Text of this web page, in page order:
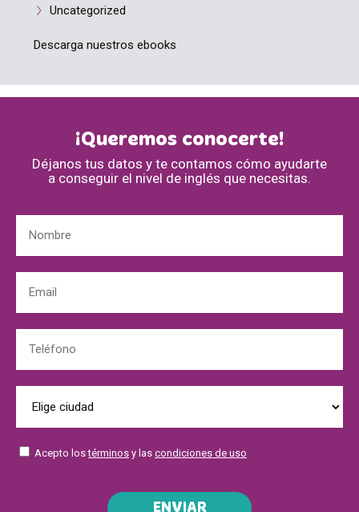
Uncategorized
Descarga nuestros ebooks
¡Queremos conocerte!
Déjanos tus datos y te contamos cómo ayudarte
a conseguir el nivel de inglés que necesitas.
Acepto lostérminos y las condiciones de uso
ENVIAR